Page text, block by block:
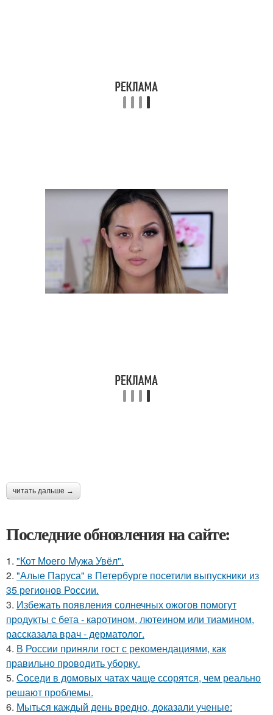
читать дальше →
Последние обновления на сайте:
1. "Кот Моего Мужа Увёл".
2. "Алые Паруса" в Петербурге посетили выпускники из
35 регионов России.
3. Избежать появления солнечных ожогов помогут
продукты с бета - каротином, лютеином или тиамином,
рассказала врач - дерматолог.
4. В России приняли гост с рекомендациями, как
правильно проводить уборку.
5. Соседи в домовых чатах чаще ссорятся, чем реально
решают проблемы.
6. Мыться каждый день вредно, доказали ученые: